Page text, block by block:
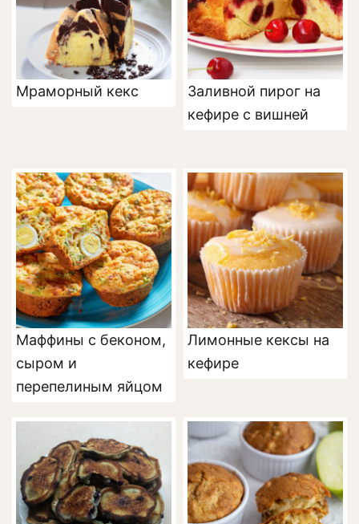
Мраморный кекс
Заливной пирог на
кефире с вишней
Маффины с беконом,
сыром и
перепелиным яйцом
Лимонные кексы на
кефире